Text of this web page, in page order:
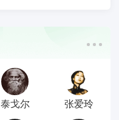
泰戈尔 张爱玲